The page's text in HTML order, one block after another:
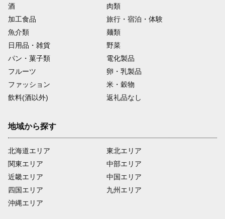
酒
肉類
加工食品
旅行・宿泊・体験
魚介類
麺類
日用品・雑貨
野菜
パン・菓子類
電化製品
フルーツ
卵・乳製品
ファッション
米・穀物
飲料(酒以外)
返礼品なし
地域から探す
北海道エリア
関東エリア
近畿エリア
四国エリア
沖縄エリア
東北エリア
中部エリア
中国エリア
九州エリア